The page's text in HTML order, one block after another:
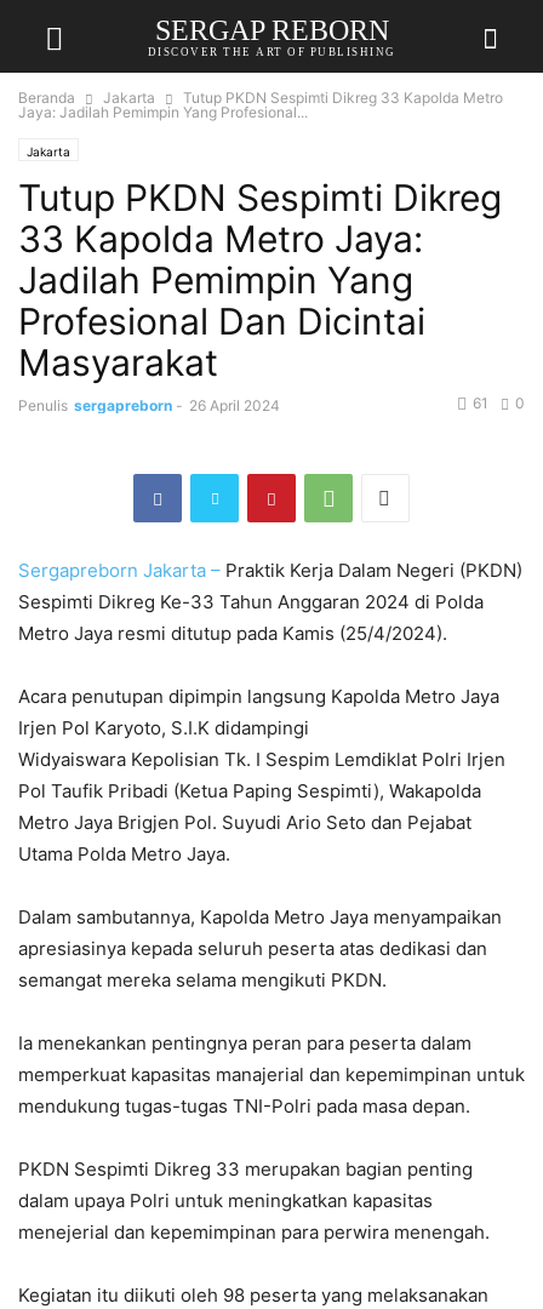
SERGAP REBORN
DISCOVER THE ART OF PUBLISHING
Beranda Jakarta
Tutup PKDN Sespimti Dikreg 33 Kapolda Metro
Jaya: Jadilah Pemimpin Yang Profesional...
Jakarta
Tutup PKDN Sespimti Dikreg
33 Kapolda Metro Jaya:
Jadilah Pemimpin Yang
Profesional Dan Dicintai
Masyarakat
Penulis sergapreborn - 26 April 2024 0
61
Sergapreborn Jakarta – Praktik Kerja Dalam Negeri (PKDN)
Sespimti Dikreg Ke-33 Tahun Anggaran 2024 di Polda
Metro Jaya resmi ditutup pada Kamis (25/4/2024).
Acara penutupan dipimpin langsung Kapolda Metro Jaya
Irjen Pol Karyoto, S.I.K didampingi
Widyaiswara Kepolisian Tk. I Sespim Lemdiklat Polri Irjen
Pol Taufik Pribadi (Ketua Paping Sespimti), Wakapolda
Metro Jaya Brigjen Pol. Suyudi Ario Seto dan Pejabat
Utama Polda Metro Jaya.
Dalam sambutannya, Kapolda Metro Jaya menyampaikan
apresiasinya kepada seluruh peserta atas dedikasi dan
semangat mereka selama mengikuti PKDN.
Ia menekankan pentingnya peran para peserta dalam
memperkuat kapasitas manajerial dan kepemimpinan untuk
mendukung tugas-tugas TNI-Polri pada masa depan.
PKDN Sespimti Dikreg 33 merupakan bagian penting
dalam upaya Polri untuk meningkatkan kapasitas
menejerial dan kepemimpinan para perwira menengah.
Kegiatan itu diikuti oleh 98 peserta yang melaksanakan